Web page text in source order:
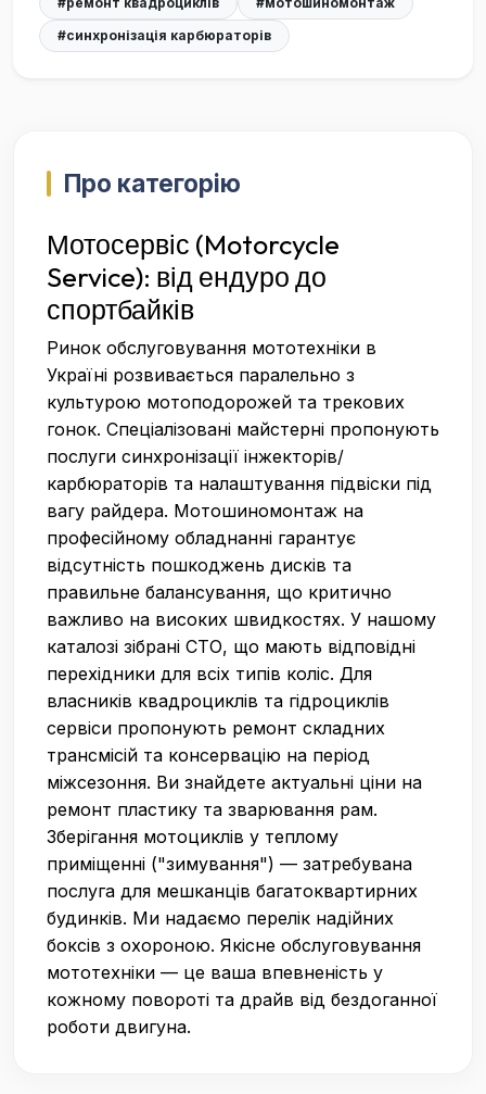
#синхронізація карбюраторів
Про категорію
Мотосервіс (Motorcycle
Service): від ендуро до
спортбайків
Ринок обслуговування мототехніки в
Україні розвивається паралельно з
культурою мотоподорожей та трекових
гонок. Спеціалізовані майстерні пропонують
послуги синхронізації інжекторів/
карбюраторів та налаштування підвіски під
вагу райдера. Мотошиномонтаж на
професійному обладнанні гарантує
відсутність пошкоджень дисків та
правильне балансування, що критично
важливо на високих швидкостях. У нашому
каталозі зібрані СТО, що мають відповідні
перехідники для всіх типів коліс. Для
власників квадроциклів та гідроциклів
сервіси пропонують ремонт складних
трансмісій та консервацію на період
міжсезоння. Ви знайдете актуальні ціни на
ремонт пластику та зварювання рам.
Зберігання мотоциклів у теплому
приміщенні ("зимування") — затребувана
послуга для мешканців багатоквартирних
будинків. Ми надаємо перелік надійних
боксів з охороною. Якісне обслуговування
мототехніки — це ваша впевненість у
кожному повороті та драйв від бездоганної
роботи двигуна.